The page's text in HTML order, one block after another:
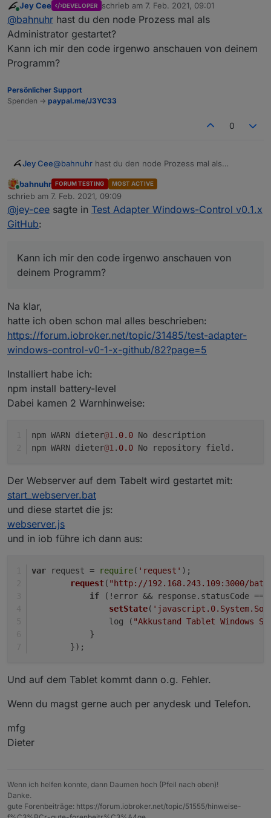
@bahnuhrsagte in Test Adapter Windows-
Control v0.1.x GitHub
Der Fehler sagt das WMIC, was bei Windows
wohl ein Systemdienst ist, nicht existiert. Also ist
Alternativ fehlt dem Node Prozess einfach nur
Danke für die schnelle Antwort.
Gestern ging es mal.
Dann habe ich nochmal alles neu gemacht; und jetzt
Hast du ne Idee wie ich dem nun Herr werde?
Online
Jey Cee DEVELOPER schrieb am 7. Feb. 2021, 09:01
zuletzt editiert von
@bahnuhr hast du den node Prozess mal als
Administrator gestartet?
Kann ich mir den code irgenwo anschauen von deinem
Programm?
Persönlicher Support
Spenden -> paypal.me/J3YC33
0
Jey Cee@bahnuhr hast du den node Prozess mal als
Kann ich mir den code irgenwo anschauen von
deinem Programm?
Online
bahnuhr FORUM TESTING MOST ACTIVE
schrieb am 7. Feb. 2021, 09:09
zuletzt editiert von
@jey-cee sagte in Test Adapter Windows-Control v0.1.x
GitHub:
Kann ich mir den code irgenwo anschauen von
deinem Programm?
Na klar,
hatte ich oben schon mal alles beschrieben:
https://forum.iobroker.net/topic/31485/test-adapter-
windows-control-v0-1-x-github/82?page=5
Installiert habe ich:
npm install battery-level
Dabei kamen 2 Warnhinweise:
npm WARN dieter@1. 0.0 No description
npm WARN dieter@1. 0.0 No repository field.
Der Webserver auf dem Tabelt wird gestartet mit:
start_webserver.bat
und diese startet die js:
webserver.js
und in iob führe ich dann aus:
var request = require( 'request' );
request( "http://192.168.243.109:3000/
if (!error && response. statusCode ==
setState(
                log (
"Akkustand Tablet Windows
            }
        });
Und auf dem Tablet kommt dann o.g. Fehler.
Wenn du magst gerne auch per anydesk und Telefon.
mfg
Dieter
Wenn ich helfen konnte, dann Daumen hoch (Pfeil nach oben)!
Danke.
gute Forenbeiträge: https://forum.iobroker.net/topic/51555/hinweise-